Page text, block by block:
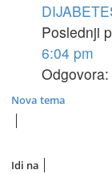
Poslednji
6:04 pm
Odgovora:
Nova tema
Idi na